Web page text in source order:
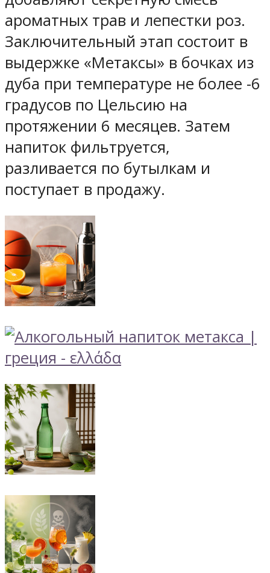
ароматных трав и лепестки роз.
Заключительный этап состоит в
выдержке «Метаксы» в бочках из
дуба при температуре не более -6
градусов по Цельсию на
протяжении 6 месяцев. Затем
напиток фильтруется,
разливается по бутылкам и
поступает в продажу.